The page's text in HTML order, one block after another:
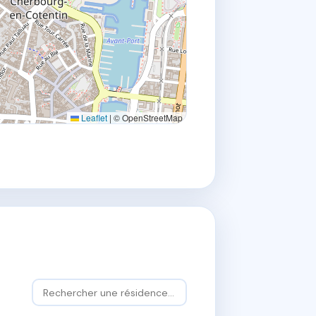
Leaflet | © OpenStreetMap